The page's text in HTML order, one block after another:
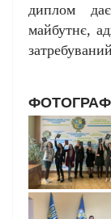
диплом
майбутнє,